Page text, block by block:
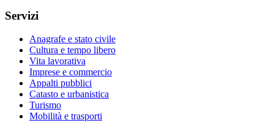
Servizi
Anagrafe e stato civile
Cultura e tempo libero
Vita lavorativa
Imprese e commercio
Appalti pubblici
Catasto e urbanistica
Turismo
Mobilità e trasporti